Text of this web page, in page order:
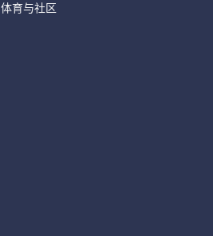
体育与社区